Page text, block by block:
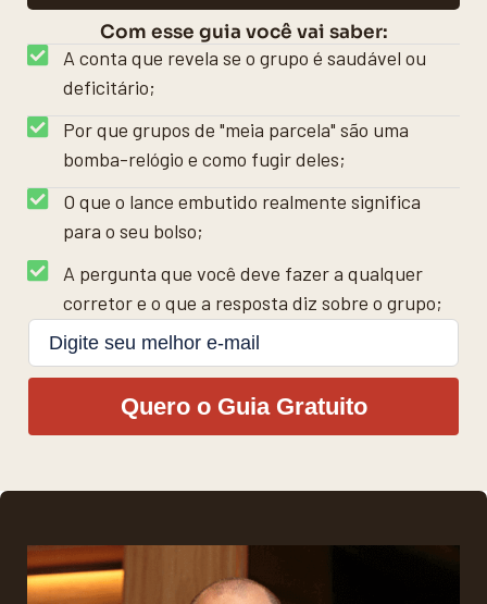
Com esse guia você vai saber:
A conta que revela se o grupo é saudável ou
deficitário;
Por que grupos de "meia parcela" são uma
bomba-relógio e como fugir deles;
O que o lance embutido realmente significa
para o seu bolso;
A pergunta que você deve fazer a qualquer
corretor e o que a resposta diz sobre o grupo;
Quero o Guia Gratuito